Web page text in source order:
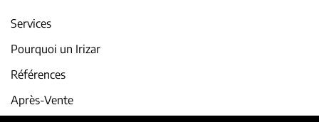
Services
Pourquoi un Irizar
Références
Après-Vente